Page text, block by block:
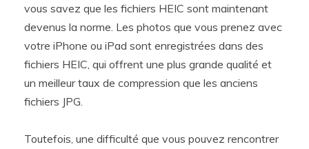
vous savez que les fichiers HEIC sont maintenant
devenus la norme. Les photos que vous prenez avec
votre iPhone ou iPad sont enregistrées dans des
fichiers HEIC, qui offrent une plus grande qualité et
un meilleur taux de compression que les anciens
fichiers JPG.
Toutefois, une difficulté que vous pouvez rencontrer